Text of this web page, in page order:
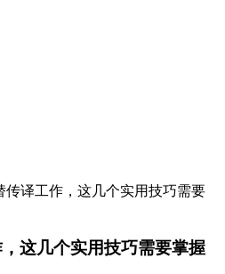
传译工作，这几个实用技巧需要
这几个实用技巧需要掌握